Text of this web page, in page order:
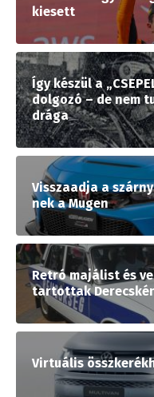
kiesett
Így készül a
dolgozó – de nem
drága
Visszaadja a
nek a Mugen
Retró majálist és
tartottak
Virtuális